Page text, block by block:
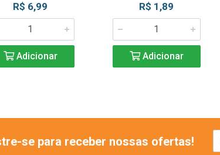
R$ 6,99
Adicionar
R$ 1,89
Adicionar
se para receber nossas ofertas!